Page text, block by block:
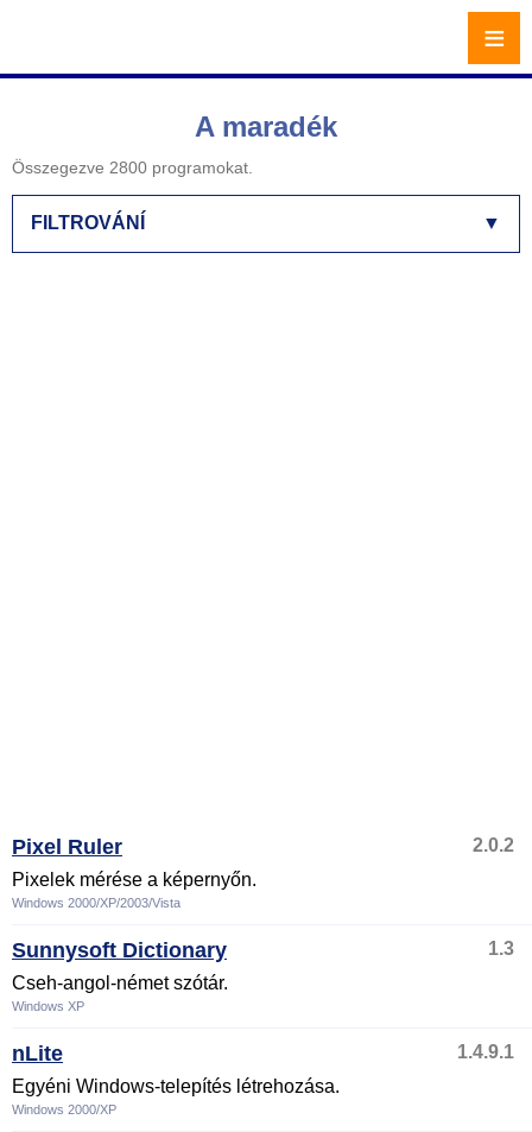
A maradék
Összegezve 2800 programokat.
▼
FILTROVÁNÍ
Pixel Ruler
2.0.2
Pixelek mérése a képernyőn.
Windows 2000/XP/2003/Vista
Sunnysoft Dictionary
1.3
Cseh-angol-német szótár.
Windows XP
nLite
1.4.9.1
Egyéni Windows-telepítés létrehozása.
Windows 2000/XP
≡